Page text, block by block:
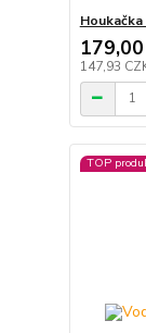
147,93
TOP